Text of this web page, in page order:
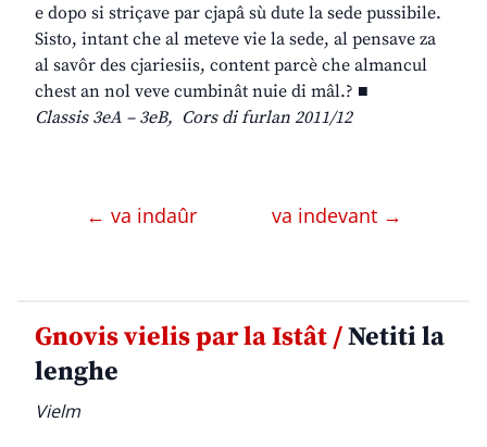
e dopo si striçave par cjapâ sù dute la sede pussibile.
Sisto, intant che al meteve vie la sede, al pensave za
al savôr des cjariesiis, content parcè che almancul
chest an nol veve cumbinât nuie di mâl.? ■
Classis 3eA – 3eB, Cors di furlan 2011/12
← va indaûr va indevant →
Gnovis vielis par la Istât /Netiti la
lenghe
Vielm